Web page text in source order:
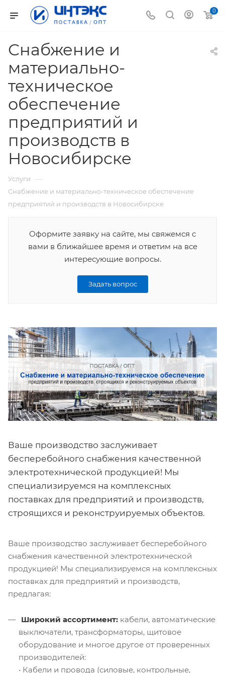
0
Снабжение и
материально-
техническое
обеспечение
предприятий и
производств в
Новосибирске
Услуги —
Снабжение и материально-техническое обеспечение
предприятий и производств в Новосибирске
Оформите заявку на сайте, мы свяжемся с
вами в ближайшее время и ответим на все
интересующие вопросы.
Задать вопрос
Ваше производство заслуживает
бесперебойного снабжения качественной
электротехнической продукцией! Мы
специализируемся на комплексных
поставках для предприятий и производств,
строящихся и реконструируемых объектов.
Ваше производство заслуживает бесперебойного
снабжения качественной электротехнической
продукцией! Мы специализируемся на комплексных
поставках для предприятий и производств,
предлагая:
Широкий ассортимент: кабели, автоматические
выключатели, трансформаторы, щитовое
оборудование и многое другое от проверенных
производителей:
• Кабели и провода (силовые, контрольные,